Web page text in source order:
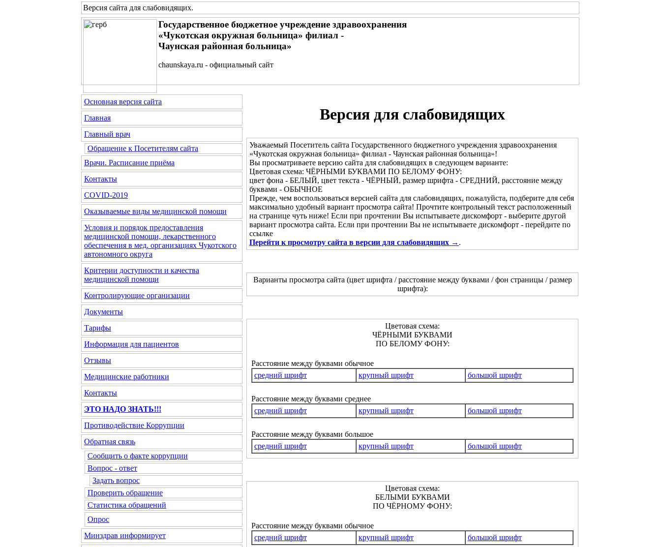
Версия сайта для слабовидящих.
Государственное бюджетное учреждение здравоохранения
«Чукотская окружная больница» филиал -
Чаунская районная больница»
chaunskaya.ru - официальный сайт
Основная версия сайта
Главная
Главный врач
Обращение к Посетителям сайта
Врачи. Расписание приёма
Контакты
COVID-2019
Оказываемые виды медицинской помощи
Условия и порядок предоставления
медицинской помощи, лекарственного
обеспечения в мед. организациях Чукотского
автономного округа
Критерии доступности и качества
медицинской помощи
Контролирующие организации
Документы
Тарифы
Информация для пациентов
Отзывы
Медицинские работники
Контакты
ЭТО НАДО ЗНАТЬ!!!
Противодействие Коррупции
Обратная связь
Сообщить о факте коррупции
Вопрос - ответ
Задать вопрос
Проверить обращение
Статистика обращений
Опрос
Минздрав информирует
Версия для слабовидящих
Уважаемый Посетитель сайта Государственного бюджетного учреждения здравоохранения
«Чукотская окружная больница» филиал - Чаунская районная больница»!
Вы просматриваете версию сайта для слабовидящих в следующем варианте:
Цветовая схема: ЧЁРНЫМИ БУКВАМИ ПО БЕЛОМУ ФОНУ:
цвет фона - БЕЛЫЙ, цвет текста - ЧЁРНЫЙ, размер шрифта - СРЕДНИЙ, расстояние между
буквами - ОБЫЧНОЕ
Прежде, чем воспользоваться версией сайта для слабовидящих, пожалуйста, подберите для себя
максимально удобный вариант просмотра сайта! Прочтите контрольный текст расположенный
на странице чуть ниже! Если при прочтении Вы испытываете дискомфорт - выберите другой
вариант просмотра сайта. Если при прочтении Вы не испытываете дискомфорт - перейдите по
ссылке
Перейти к просмотру сайта в версии для слабовидящих → .
Варианты просмотра сайта (цвет шрифта / расстояние между буквами / фон страницы / размер
шрифта):
Цветовая схема:
ЧЁРНЫМИ БУКВАМИ
ПО БЕЛОМУ ФОНУ:
Расстояние между буквами обычное
средний шрифт
крупный шрифт большой шрифт
Расстояние между буквами среднее
средний шрифт
крупный шрифт большой шрифт
Расстояние между буквами большое
средний шрифт
крупный шрифт большой шрифт
Цветовая схема:
БЕЛЫМИ БУКВАМИ
ПО ЧЁРНОМУ ФОНУ:
Расстояние между буквами обычное
средний шрифт
крупный шрифт большой шрифт